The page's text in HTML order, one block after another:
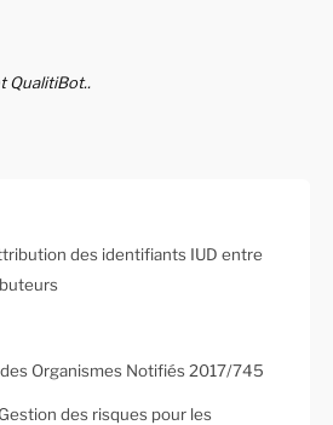
QualitiBot..
des identifiants IUD entre
Organismes Notifiés 2017/745
des risques pour les